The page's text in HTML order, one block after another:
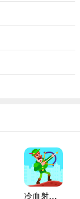
冷血射手苹果版